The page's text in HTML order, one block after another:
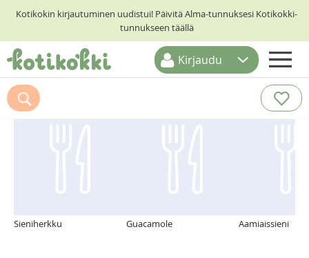
Kotikokin kirjautuminen uudistui! Päivitä Alma-tunnuksesi Kotikokki-
tunnukseen täällä
ETUSIVU
RESEPTIHAKU
Kirjaudu
Suosittelemme myös
Sieniherkku Guacamole Aamiaissieni